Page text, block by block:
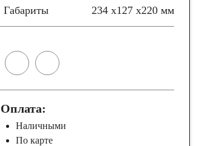
Габариты 234 x127 x220 мм
Оплата:
Наличными
По карте